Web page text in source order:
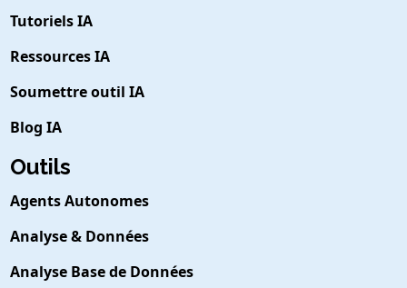
Tutoriels IA
Ressources IA
Soumettre outil IA
Blog IA
Outils
Agents Autonomes
Analyse & Données
Analyse Base de Données